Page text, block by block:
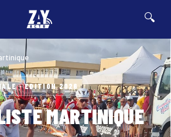
🔍
04/08 · 12h29 Tour des Yoles et
· ÉDITION 2026
MARTINIQUE